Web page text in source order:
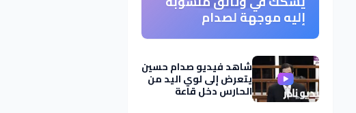
إليه موجهة لصدام
ومكتوبة بــ خط اليد
شاهد فيديو صدام حسين
يتعرض إلى لوي اليد من
الحارس دخل قاعة
المحكمة